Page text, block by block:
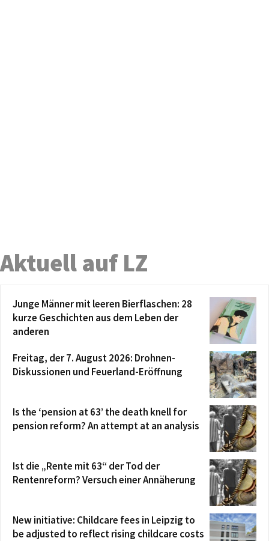
Aktuell auf LZ
Junge Männer mit leeren Bierflaschen: 28
kurze Geschichten aus dem Leben der
anderen
Freitag, der 7. August 2026: Drohnen-
Diskussionen und Feuerland-Eröffnung
Is the ‘pension at 63’ the death knell for
pension reform? An attempt at an analysis
Ist die „Rente mit 63“ der Tod der
Rentenreform? Versuch einer Annäherung
New initiative: Childcare fees in Leipzig to
be adjusted to reflect rising childcare costs